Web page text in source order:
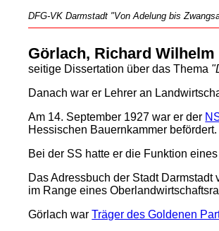
DFG-VK Darmstadt "Von Adelung bis
Görlach, Richard
seitige Dissertation über das Thema
Danach war er Lehrer an
Am 14. September 1927 war er der
Hessischen Bauernkammer
Bei der SS hatte er die Funktion
Das Adressbuch der Stadt
im Range eines
Görlach warTräger des Goldenen